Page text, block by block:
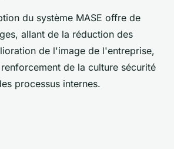
du système MASE offre de
allant de la réduction des
de l'image de l'entreprise,
de la culture sécurité
processus internes.